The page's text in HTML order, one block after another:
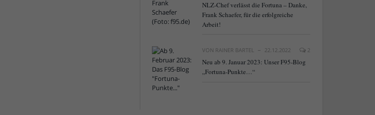
NLZ-Chef verlässt die Fortuna – Danke,
Frank Schaefer, für die erfolgreiche
Arbeit!
VON RAINER BARTEL 22.12.2022 2
Neu ab 9. Januar 2023: Unser F95-Blog
„Fortuna-Punkte…“